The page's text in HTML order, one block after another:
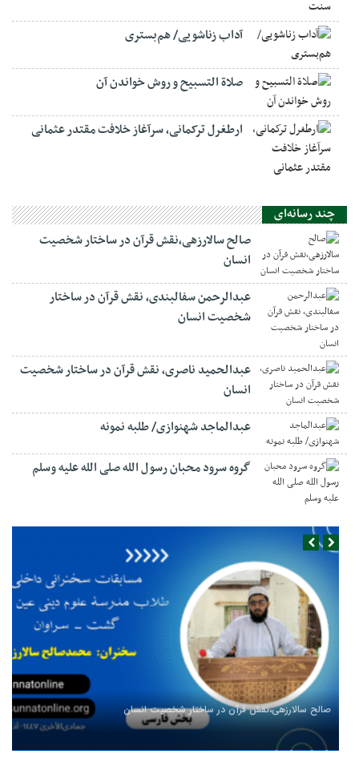
آداب زناشویی/ هم‌بستری
صلاة التسبيح و روش خواندن آن
ارطغرل ترکمانی، سرآغاز خلافت مقتدر عثمانی
چند رسانه‌ای
صالح سالارزهی،‌نقش قرآن در ساختار شخصیت
انسان
عبدالرحمن سفالبندی، نقش قرآن در ساختار
شخصیت انسان
عبدالحمید ناصری، نقش قرآن در ساختار شخصیت
انسان
عبدالماجد شهنوازی/ طلبه نمونه
گروه سرود محبان رسول الله صلی الله علیه وسلم
صالح سالارزهی،‌نقش قرآن در ساختار شخصیت انسان